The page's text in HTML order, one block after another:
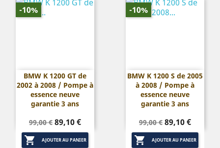
BMW K 1200 GT de
2002 à 2008 / Pompe à
essence neuve
garantie 3 ans
Prix
de
base
99,00 € Prix
89,10 €
 AJOUTER AU PANIER
-10%
BMW K 1200 S de 2005
à 2008 / Pompe à
essence neuve
garantie 3 ans
Prix
de
base
99,00 € Prix
89,10 €
 AJOUTER AU PANIER
-10%